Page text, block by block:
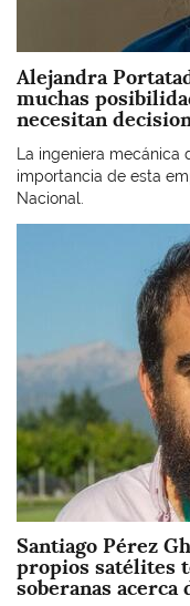
Alejandra
muchas
necesitan
La ingeniera
importancia de esta
Nacional.
Santiago Pérez
propios satélites
soberanas acerca